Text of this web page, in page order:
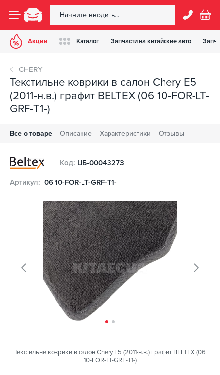
Акции Каталог Запчасти на китайские авто
CHERY
Текстильне коврики в салон Chery E5
(2011-н.в.) графит BELTEX (06 10-FOR-LT-
GRF-T1-)
Все о товаре Описание Характеристики Отзывы
Код: ЦБ-00043273
Артикул: 06 10-FOR-LT-GRF-T1-
Текстильне коврики в салон Chery E5 (2011-н.в.) графит BELTEX (06
10-FOR-LT-GRF-T1-)